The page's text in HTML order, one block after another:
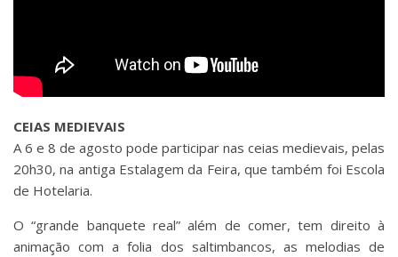
CEIAS MEDIEVAIS
A 6 e 8 de agosto pode participar nas ceias medievais, pelas
20h30, na antiga Estalagem da Feira, que também foi Escola
de Hotelaria.
O “grande banquete real” além de comer, tem direito à
animação com a folia dos saltimbancos, as melodias de